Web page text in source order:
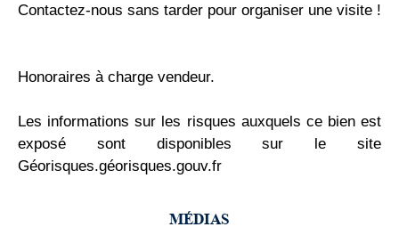
Contactez-nous sans tarder pour organiser une visite !
Honoraires à charge vendeur.
Les informations sur les risques auxquels ce bien est
exposé sont disponibles sur le site
Géorisques.géorisques.gouv.fr
MÉDIAS